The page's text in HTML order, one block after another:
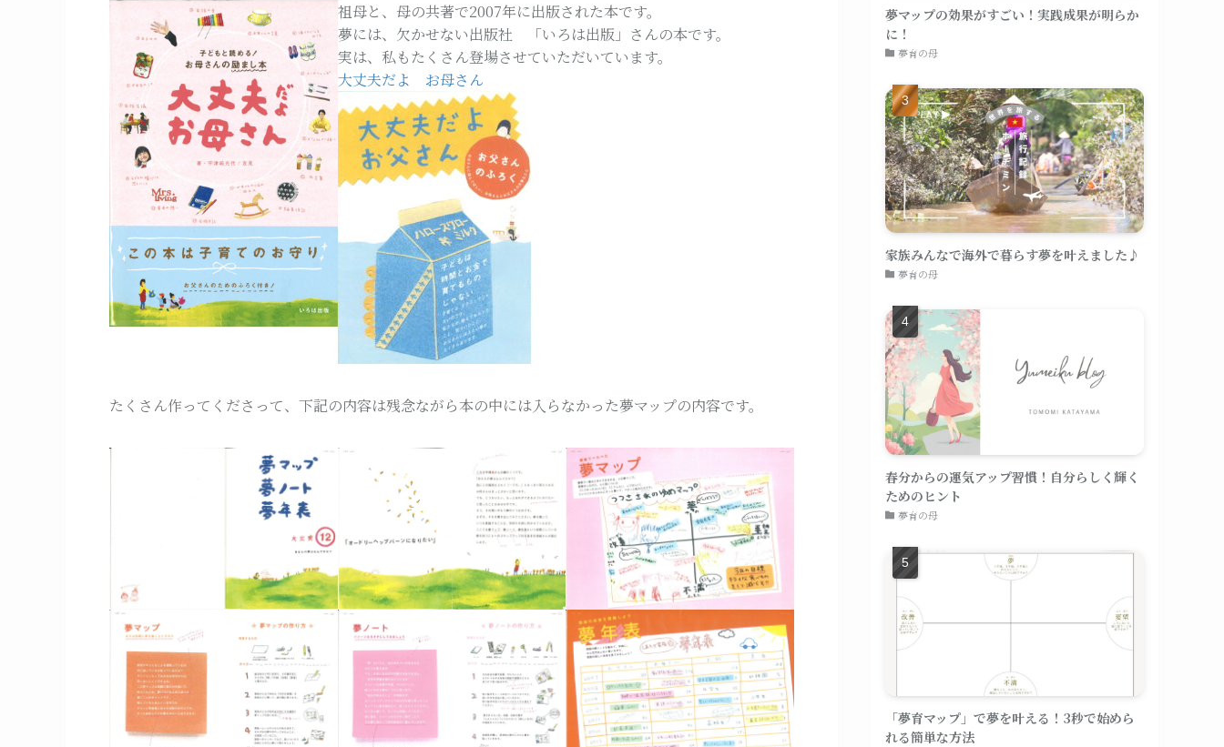
祖母と、母の共著で2007年に出版された本です。
夢には、欠かせない出版社 「いろは出版」さんの本です。
実は、私もたくさん登場させていただいています。
大丈夫だよ お母さん
たくさん作ってくださって、下記の内容は残念ながら本の中には入らなかった夢マップの内容です。
夢マップの効果がすごい！実践成果が明らか
に！
夢育の母
家族みんなで海外で暮らす夢を叶えました♪
夢育の母
春分からの運気アップ習慣！自分らしく輝く
ためのヒント
夢育の母
「夢育マップ」で夢を叶える！3秒で始めら
れる簡単な方法